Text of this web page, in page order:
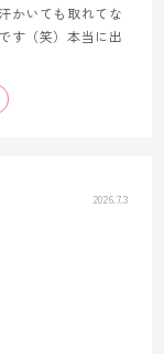
かいても取れてな
す（笑）本当に出
2026.7.3